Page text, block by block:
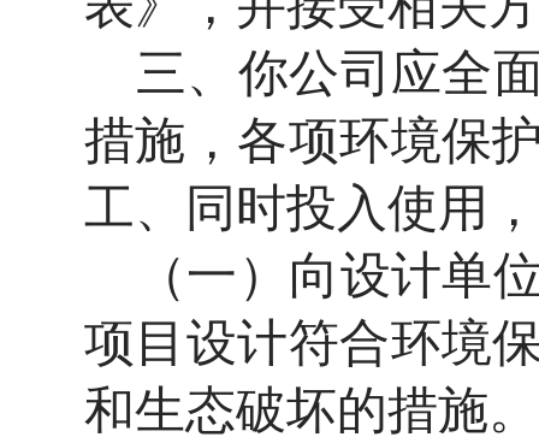
三、你公司应全
措施，各项环境保
工、同时投入使用
（一）向设计单
项目设计符合环境
和生态破坏的措施。